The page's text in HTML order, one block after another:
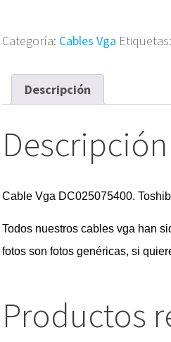
Categoría: Cables Vga Etiquetas:
Descripción
Descripción
Cable Vga DC025075400.
Todos nuestros cables vga han
fotos son fotos genéricas, si
Productos